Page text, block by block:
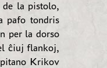
la pistolo,
pafo tondris
per la dorso
ĉiuj flankoj,
Krikov